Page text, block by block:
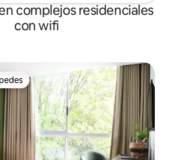
complejos residenciales
con wifi